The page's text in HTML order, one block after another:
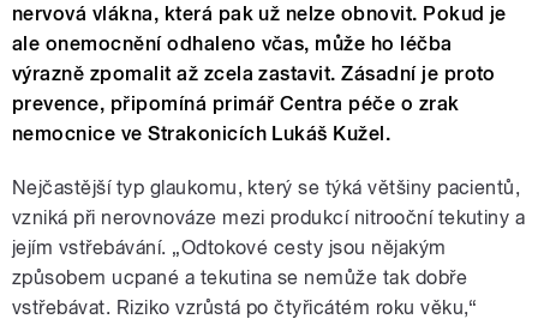
nervová vlákna, která pak už nelze obnovit. Pokud je
ale onemocnění odhaleno včas, může ho léčba
výrazně zpomalit až zcela zastavit. Zásadní je proto
prevence, připomíná primář Centra péče o zrak
nemocnice ve Strakonicích Lukáš Kužel.
Nejčastější typ glaukomu, který se týká většiny pacientů,
vzniká při nerovnováze mezi produkcí nitrooční tekutiny a
jejím vstřebávání. „Odtokové cesty jsou nějakým
způsobem ucpané a tekutina se nemůže tak dobře
vstřebávat. Riziko vzrůstá po čtyřicátém roku věku,“